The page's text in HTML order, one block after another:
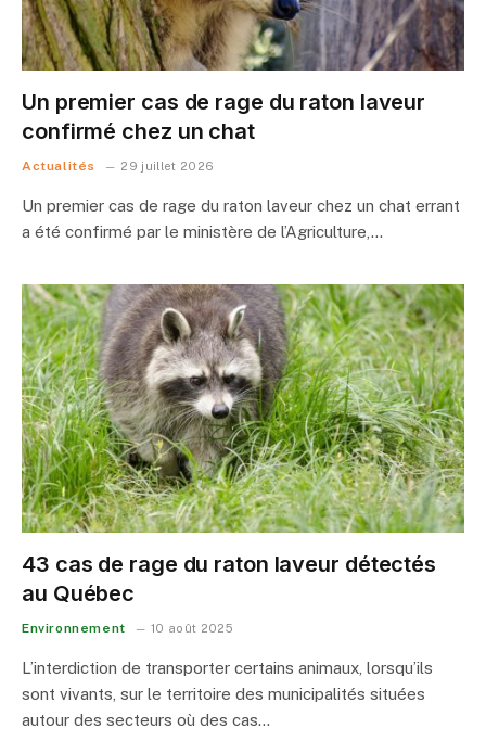
Un premier cas de rage du raton laveur
confirmé chez un chat
Actualités 29 juillet 2026
Un premier cas de rage du raton laveur chez un chat errant
a été confirmé par le ministère de l’Agriculture,…
43 cas de rage du raton laveur détectés
au Québec
Environnement 10 août 2025
L’interdiction de transporter certains animaux, lorsqu’ils
sont vivants, sur le territoire des municipalités situées
autour des secteurs où des cas…